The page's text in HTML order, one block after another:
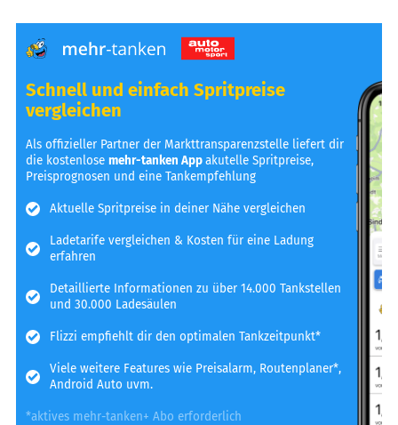
Schnell und einfach Spritpreise
vergleichen
Als offizieller Partner der Markttransparenzstelle liefert dir
die kostenlosemehr-tanken Appakutelle Spritpreise,
Preisprognosen und eine Tankempfehlung
Aktuelle Spritpreise in deiner Nähe vergleichen
Ladetarife vergleichen & Kosten für eine Ladung
erfahren
Detaillierte Informationen zu über 14.000 Tankstellen
und 30.000 Ladesäulen
Flizzi empfiehlt dir den optimalen Tankzeitpunkt*
Viele weitere Features wie Preisalarm, Routenplaner*,
Android Auto uvm.
*aktives mehr-tanken+ Abo erforderlich